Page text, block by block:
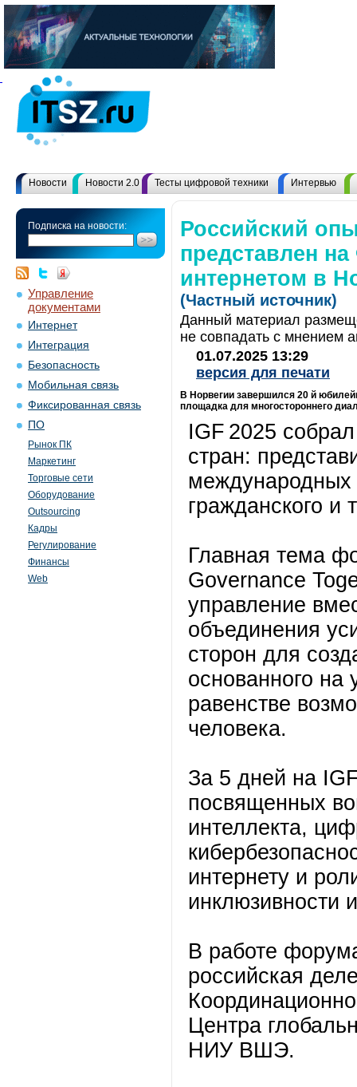
Новости Новости 2.0 Тесты цифровой техники Интервью
Подписка на новости:
Управление
документами
Интернет
Интеграция
Безопасность
Мобильная связь
Фиксированная связь
ПО
Рынок ПК
Маркетинг
Торговые сети
Оборудование
Outsourcing
Кадры
Регулирование
Финансы
Web
Российский
представлен
интернетом в
(Частный источник)
Данный материал
не совпадать с мнением
01.07.2025 13:29
версия для печати
В Норвегии завершился 20 й
площадка для многостороннего
IGF 2025
стран:
международных
гражданского и
Главная тема
Governance
управление
объединения
сторон для
основанного на
равенстве
человека.
За 5 дней на
посвященных
интеллекта,
интернету и
инклюзивности
В работе
российская
Центра
НИУ ВШЭ.